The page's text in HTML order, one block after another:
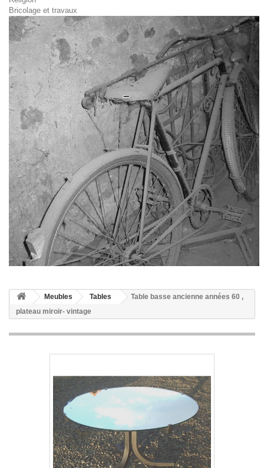
Bricolage et travaux
Meubles Tables
Table basse ancienne années 60 ,
plateau miroir- vintage